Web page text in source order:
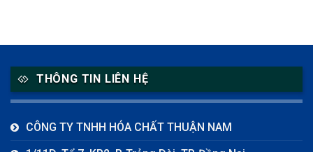
THÔNG TIN LIÊN HỆ
CÔNG TY TNHH HÓA CHẤT THUẬN NAM